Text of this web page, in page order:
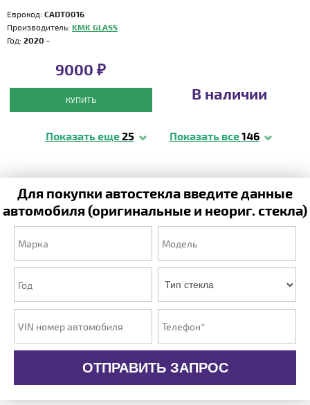
Еврокод: CADT0016
Производитель: KMK GLASS
Год: 2020 -
9000 ₽
КУПИТЬ В наличии
Показать еще25 Показать все146
Для покупки автостекла введите данные
автомобиля (оригинальные и неориг. стекла)
ОТПРАВИТЬ ЗАПРОС